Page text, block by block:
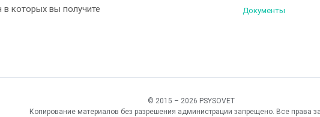
в которых вы получите
Документы
© 2015 – 2026 PSYSOVET
Копирование материалов без разрешения администрации запрещено. Все права